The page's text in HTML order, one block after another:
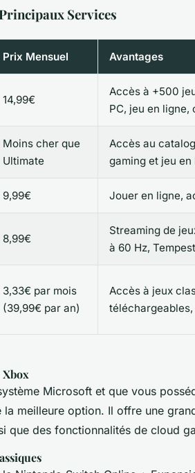
Services
Prix Mensuel Avantages
14,99€
Accès à +500
PC, jeu en ligne,
Moins cher que
Ultimate
Accès au
gaming et jeu en
9,99€ Jouer en ligne,
8,99€
Streaming de
à 60 Hz,
3,33€ par mois
(39,99€ par an)
Accès à jeux
Microsoft et que vous
la meilleure option. Il offre une
que des fonctionnalités de cloud